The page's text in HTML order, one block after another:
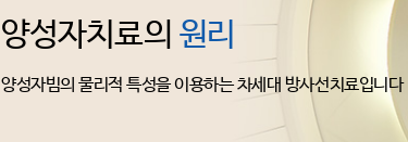
양성자치료의 원리
양성자빔의 물리적 특성을 이용하는 차세대 방사선치료입니다